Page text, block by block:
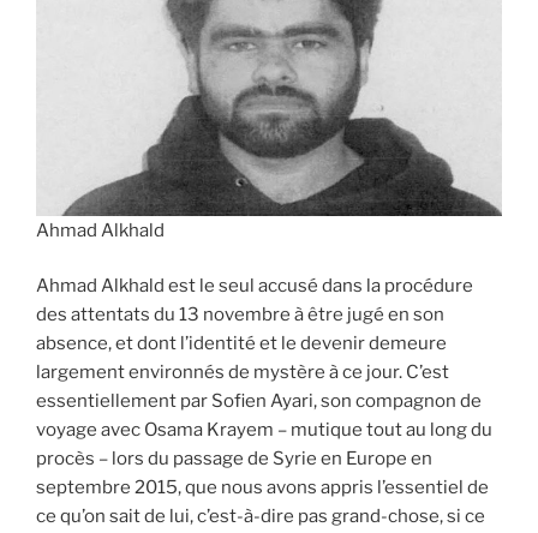
Ahmad Alkhald
Ahmad Alkhald est le seul accusé dans la procédure
des attentats du 13 novembre à être jugé en son
absence, et dont l’identité et le devenir demeure
largement environnés de mystère à ce jour. C’est
essentiellement par Sofien Ayari, son compagnon de
voyage avec Osama Krayem – mutique tout au long du
procès – lors du passage de Syrie en Europe en
septembre 2015, que nous avons appris l’essentiel de
ce qu’on sait de lui, c’est-à-dire pas grand-chose, si ce